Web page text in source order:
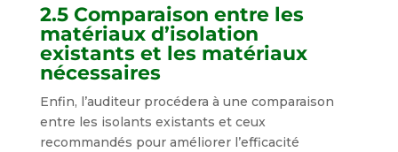
2.5 Comparaison entre les
matériaux d’isolation
existants et les matériaux
nécessaires
Enfin, l’auditeur procédera à une comparaison
entre les isolants existants et ceux
recommandés pour améliorer l’efficacité